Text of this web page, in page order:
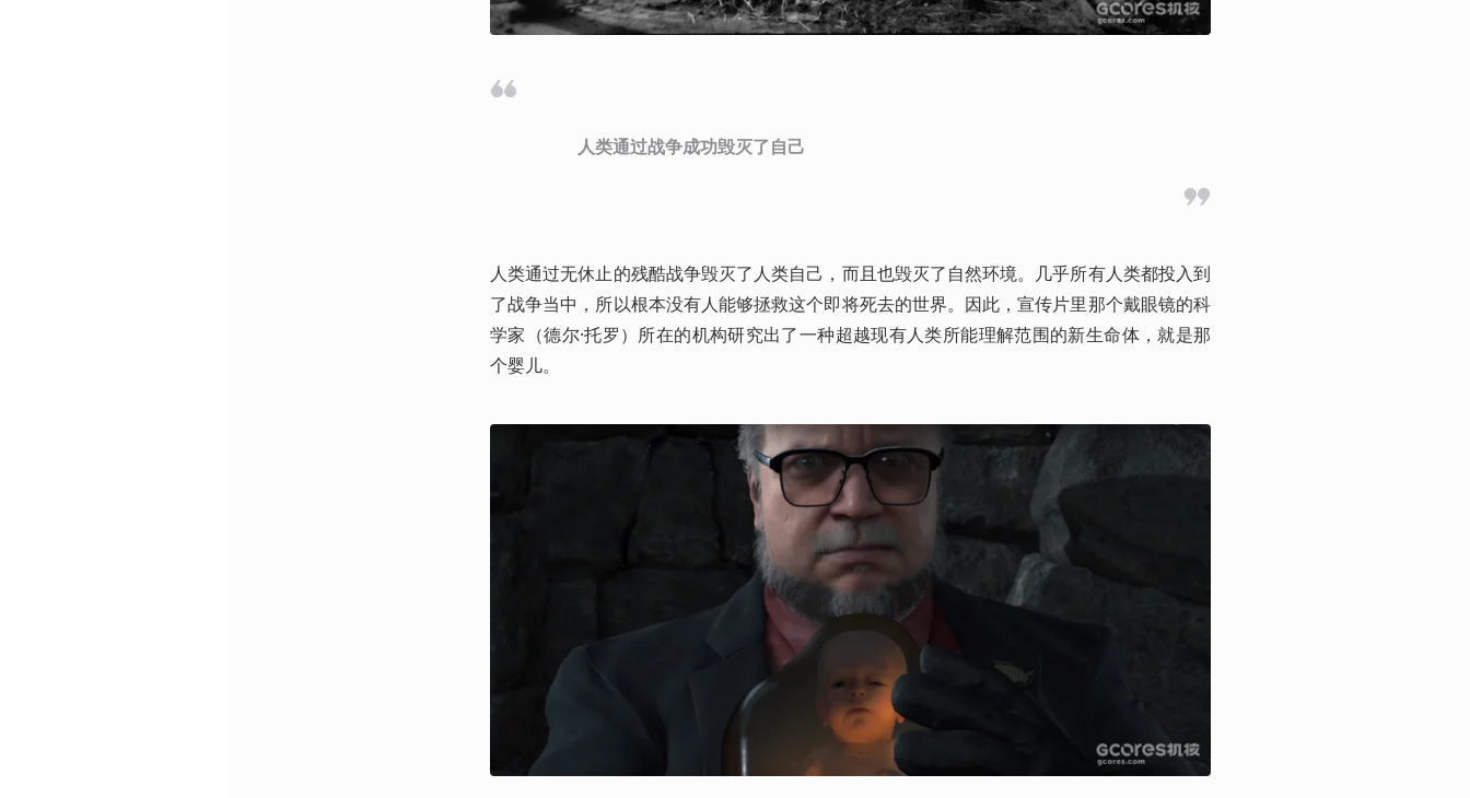
人类通过战争成功毁灭了自己
人类通过无休止的残酷战争毁灭了人类自己，而且也毁灭了自然环境。几乎所有人类都投入到
了战争当中，所以根本没有人能够拯救这个即将死去的世界。因此，宣传片里那个戴眼镜的科
学家（德尔·托罗）所在的机构研究出了一种超越现有人类所能理解范围的新生命体，就是那
个婴儿。